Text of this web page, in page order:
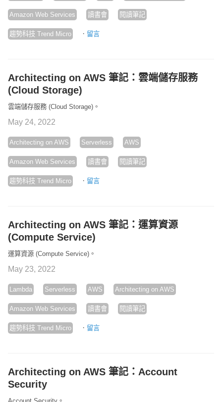
Amazon Web Services 讀書會 閱讀筆記
趨勢科技 Trend Micro · 留言
Architecting on AWS 筆記：雲端儲存服務
(Cloud Storage)
雲端儲存服務 (Cloud Storage)。
May 24, 2022
Architecting on AWS Serverless AWS
Amazon Web Services 讀書會 閱讀筆記
趨勢科技 Trend Micro · 留言
Architecting on AWS 筆記：運算資源
(Compute Service)
運算資源 (Compute Service)。
May 23, 2022
Lambda Serverless AWS Architecting on AWS
Amazon Web Services 讀書會 閱讀筆記
趨勢科技 Trend Micro · 留言
Architecting on AWS 筆記：Account
Security